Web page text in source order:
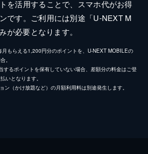
を活用することで、スマホ代がお得
です。ご利用には別途「U-NEXT M
が必要となります。
もらえる1,200円分のポイントを、U-NEXT MOBILEの
。
するポイントを保有していない場合、差額分の料金はご登
いとなります。
ン（かけ放題など）の月額利用料は別途発生します。